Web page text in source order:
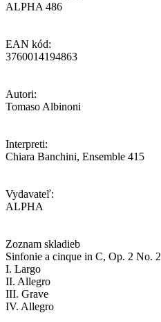
ALPHA 486
EAN kód:
3760014194863
Autori:
Tomaso Albinoni
Interpreti:
Chiara Banchini, Ensemble 415
Vydavateľ:
ALPHA
Zoznam skladieb
Sinfonie a cinque in C, Op. 2 No. 2
I. Largo
II. Allegro
III. Grave
IV. Allegro